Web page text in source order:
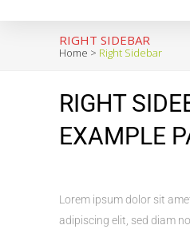
RIGHT SIDEBAR
Home > Right Sidebar
RIGHT
EXAMPLE
Lorem ipsum dolor sit
adipiscing elit, sed diam